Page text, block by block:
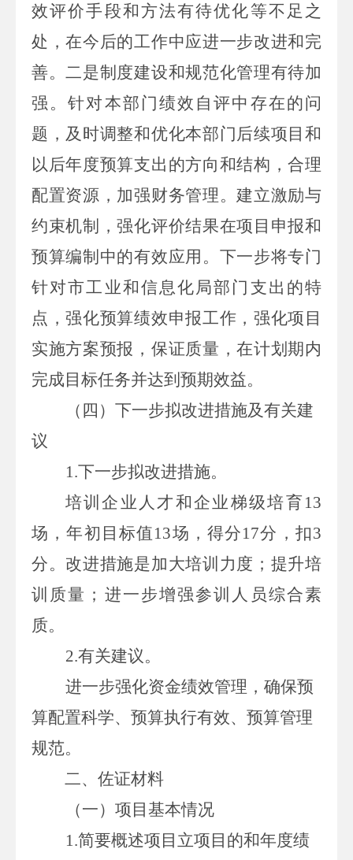
效评价手段和方法有待优化等不足之
处，在今后的工作中应进一步改进和完
善。二是制度建设和规范化管理有待加
强。针对本部门绩效自评中存在的问
题，及时调整和优化本部门后续项目和
以后年度预算支出的方向和结构，合理
配置资源，加强财务管理。建立激励与
约束机制，强化评价结果在项目申报和
预算编制中的有效应用。下一步将专门
针对市工业和信息化局部门支出的特
点，强化预算绩效申报工作，强化项目
实施方案预报，保证质量，在计划期内
完成目标任务并达到预期效益。
（ 四 ） 下一步拟改进措施及有关建
议
1.下一步拟改进措施。
培训企业人才和企业梯级培育13
场，年初目标值13场，得分17分，扣3
分。 改进措施是加大培训力度；提升培
训质量；进一步增强参训人员综合素
质。
2.有关建议。
进一步强化资金绩效管理，确保预
算配置科学、预算执行有效、预算管理
规范。
二、佐证材料
（一）项目 基本情况
1.简要概述项目立项目的和年度绩